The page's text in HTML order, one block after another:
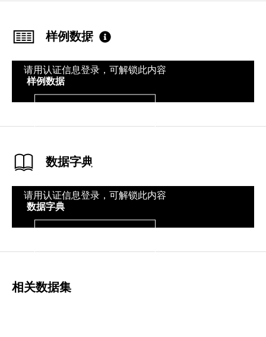
样例数据
样例数据
请用认证信息登录，可解锁此内容
数据字典
数据字典
请用认证信息登录，可解锁此内容
相关数据集